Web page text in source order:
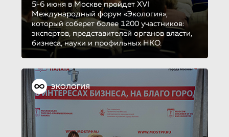
5-6 июня в Москве пройдет XVI
Международный форум «Экология»,
который соберет более 1200 участников:
экспертов, представителей органов власти,
бизнеса, науки и профильных НКО.
ЭКОЛОГИЯ